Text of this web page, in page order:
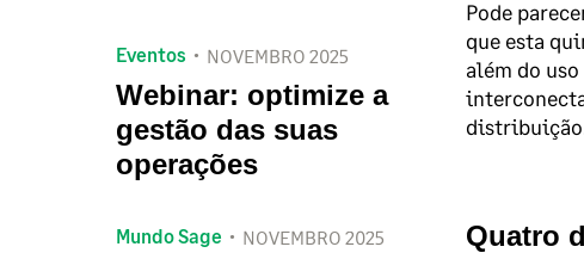
Pode
que esta
além do
Quatro
Eventos NOVEMBRO 2025
Webinar: optimize a
gestão das suas
operações
Mundo Sage NOVEMBRO 2025